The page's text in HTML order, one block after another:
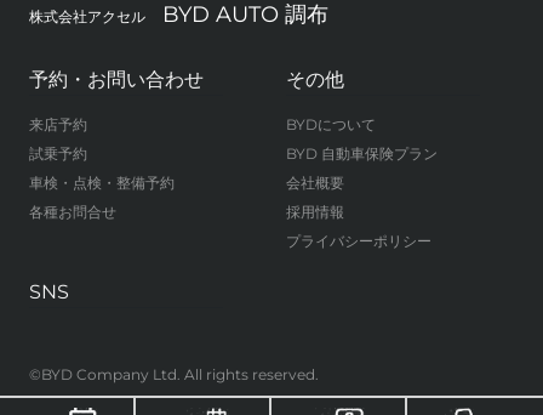
株式会社アクセル BYD AUTO 調布
予約・お問い合わせ
来店予約
試乗予約
車検・点検・整備予約
各種お問合せ
その他
BYDについて
BYD 自動車保険プラン
会社概要
採用情報
プライバシーポリシー
SNS
©BYD Company Ltd. All rights reserved.